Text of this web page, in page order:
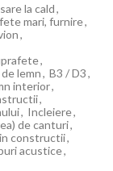
la cald,
mari, furnire,
,
,
lemn, B3 / D3,
interior,
,
, Incleiere,
de canturi,
constructii,
acustice,